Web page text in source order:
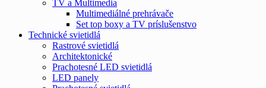
TV a Multimedia
Multimediálné prehrávače
Set top boxy a TV príslušenstvo
Technické svietidlá
Rastrové svietidlá
Architektonické
Prachotesné LED svietidlá
LED panely